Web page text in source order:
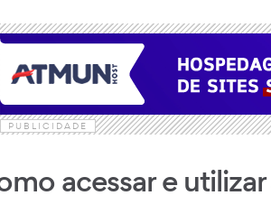
PUBLICIDADE
acessar e